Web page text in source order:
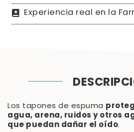
Experiencia real en la
Los tapones de espuma
agua, arena, ruidos y otros
que puedan dañar el oído.